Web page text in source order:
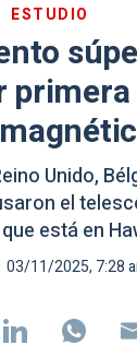
ESTUDIO
primera
Unido,
el
está en
03/11/2025, 7:28